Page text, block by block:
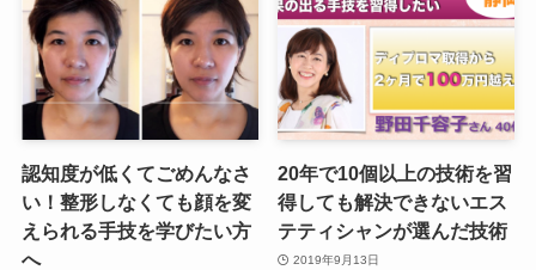
認知度が低くてごめんなさ
い！整形しなくても顔を変
えられる手技を学びたい方
へ
20年で10個以上の技術を習
得しても解決できないエス
テティシャンが選んだ技術
2019年9月13日